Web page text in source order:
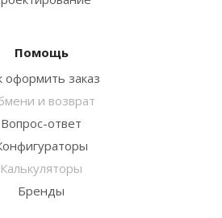
Помощь
оформить заказ
и возврат
Вопрос-ответ
Калькуляторы
Бренды